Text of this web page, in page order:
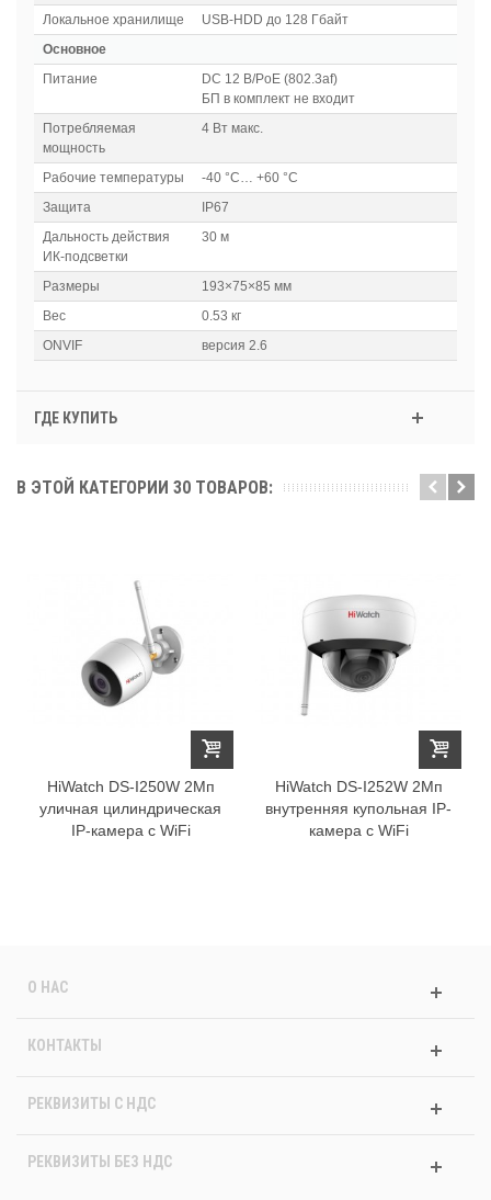
Локальное хранилище
USB-HDD до 128 Гбайт
Основное
Питание
DC 12 В/PoE (802.3af)
БП в комплект не входит
Потребляемая
мощность
4 Вт макс.
Рабочие температуры
-40 °C… +60 °C
Защита
IP67
Дальность действия
ИК-подсветки
30 м
Размеры
193×75×85 мм
Вес
0.53 кг
ONVIF
версия 2.6
ГДЕ КУПИТЬ
В ЭТОЙ КАТЕГОРИИ 30 ТОВАРОВ:
HiWatch DS-I250W 2Мп
уличная цилиндрическая
IP-камера c WiFi
HiWatch DS-I252W 2Мп
внутренняя купольная IP-
камера c WiFi
О НАС
КОНТАКТЫ
РЕКВИЗИТЫ C НДС
РЕКВИЗИТЫ БЕЗ НДС